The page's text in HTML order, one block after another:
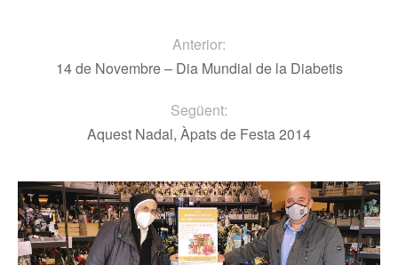
Anterior:
14 de Novembre – Dia Mundial de la Diabetis
Següent:
Aquest Nadal, Àpats de Festa 2014